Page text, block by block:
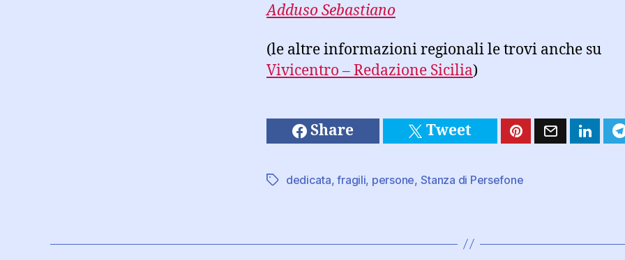
Adduso Sebastiano
(le altre informazioni regionali le trovi anche su
Vivicentro – Redazione Sicilia)
Share Tweet
Tag dedicata,fragili, persone, Stanza di Persefone